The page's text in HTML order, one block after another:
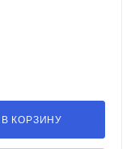
В КОРЗИНУ